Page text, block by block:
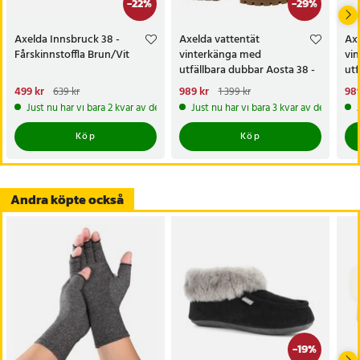
-22%
Axelda Innsbruck 38 -
Fårskinnstoffla Brun/Vit
Nuvarande pris
499 krTidigare pris:639 kr
499 kr 639 kr
Just nu har vi bara 2 kvar av denna produkt
Köp
-29%
Axelda vattentät
vinterkänga med
utfällbara dubbar Aosta 38 -
Cognac
Nuvarande pris
989 krTidigare pris:1 399 kr
989 kr 1 399 kr
Just nu har vi bara 3 kvar av denna
Köp
Andra köpte också
-19%